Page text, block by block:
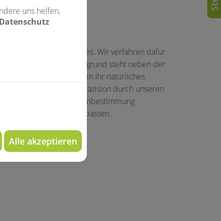
uns helfen,
Alle akzeptieren
Zahnersatzes. Wir verfahren dafür
ein. Im Vordergrund steht neben der
Zähne harmonisch in Ihr natürliches
größter technischer Präzision durch unseren
die Farb- und Formbestimmung
auch wirklich zu Ihnen passen.
58.